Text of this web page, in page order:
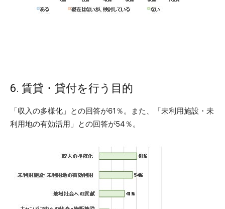
6. 賃貸・貸付を行う目的
「収入の多様化」との回答が61％。また、「未利用施設・未
利用地の有効活用」との回答が54％。